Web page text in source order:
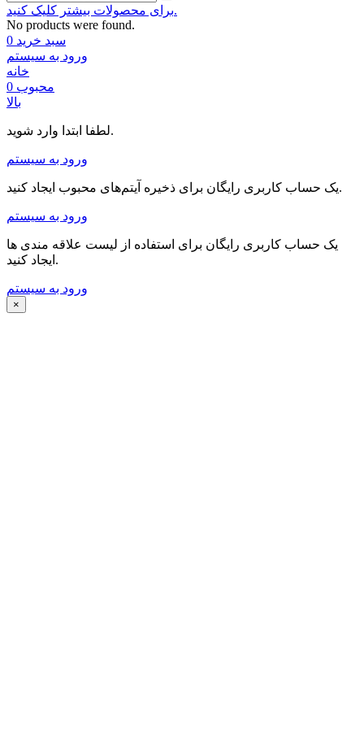
برای محصولات بیشتر کلیک کنید.
No products were found.
سبد خرید 0
ورود به سیستم
خانه
محبوب 0
بالا
لطفا ابتدا وارد شوید.
ورود به سیستم
یک حساب کاربری رایگان برای ذخیره آیتم‌های محبوب ایجاد کنید.
ورود به سیستم
یک حساب کاربری رایگان برای استفاده از لیست علاقه مندی ها
ایجاد کنید.
ورود به سیستم
×